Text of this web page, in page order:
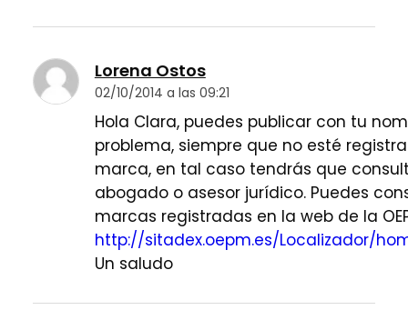
Lorena Ostos
02/10/2014 a las 09:21
Hola Clara, puedes publicar con tu
problema, siempre que no esté
marca, en tal caso tendrás que
abogado o asesor jurídico. Puedes
marcas registradas en la web de la
http://sitadex.oepm.es/Localizador/
Un saludo